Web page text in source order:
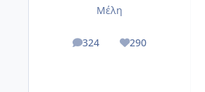
Μέλη
324
posts 290
Reputation